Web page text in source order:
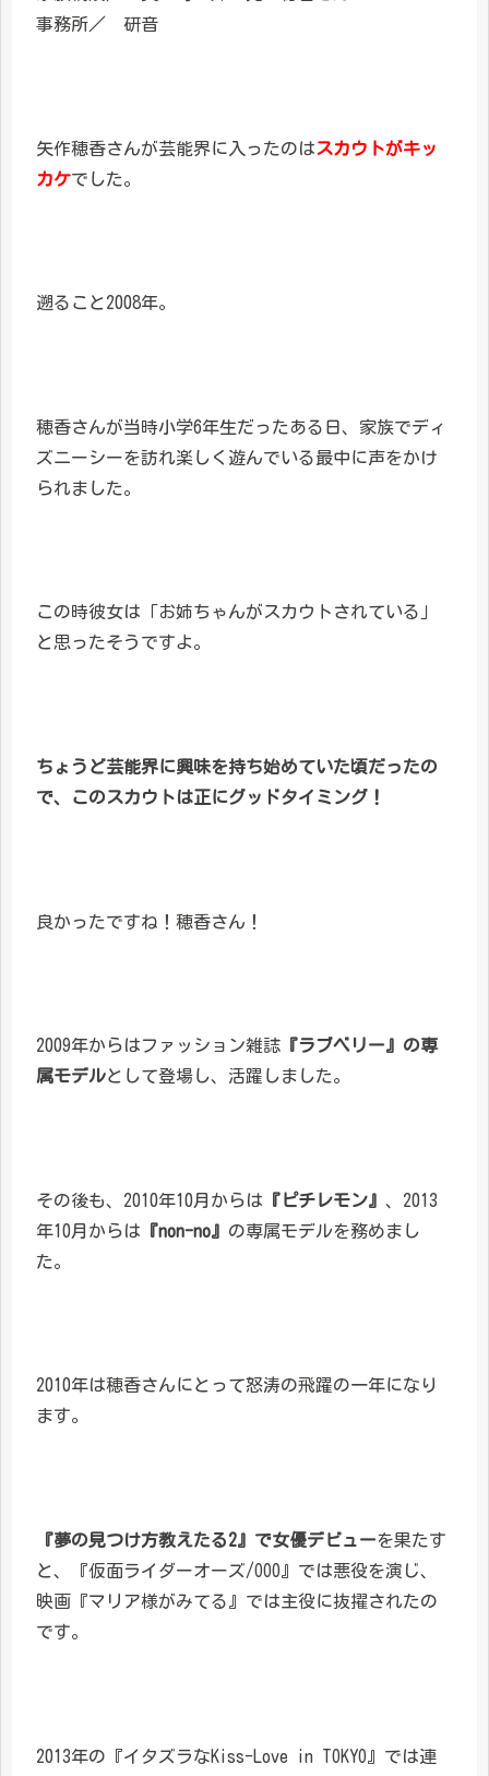
事務所／ 研音
矢作穂香さんが芸能界に入ったのはスカウトがキッ
カケでした。
遡ること2008年。
穂香さんが当時小学6年生だったある日、家族でディ
ズニーシーを訪れ楽しく遊んでいる最中に声をかけ
られました。
この時彼女は「お姉ちゃんがスカウトされている」
と思ったそうですよ。
ちょうど芸能界に興味を持ち始めていた頃だったの
で、このスカウトは正にグッドタイミング！
良かったですね！穂香さん！
2009年からはファッション雑誌 『ラブベリー』の専
属モデルとして登場し、活躍しました。
その後も、2010年10月からは 『ピチレモン』 、2013
年10月からは 『non-no』 の専属モデルを務めまし
た。
2010年は穂香さんにとって怒涛の飛躍の一年になり
ます。
『夢の見つけ方教えたる2』で女優デビューを果たす
と、『仮面ライダーオーズ/OOO』では悪役を演じ、
映画『マリア様がみてる』では主役に抜擢されたの
です。
2013年の『イタズラなKiss-Love in TOKYO』では連